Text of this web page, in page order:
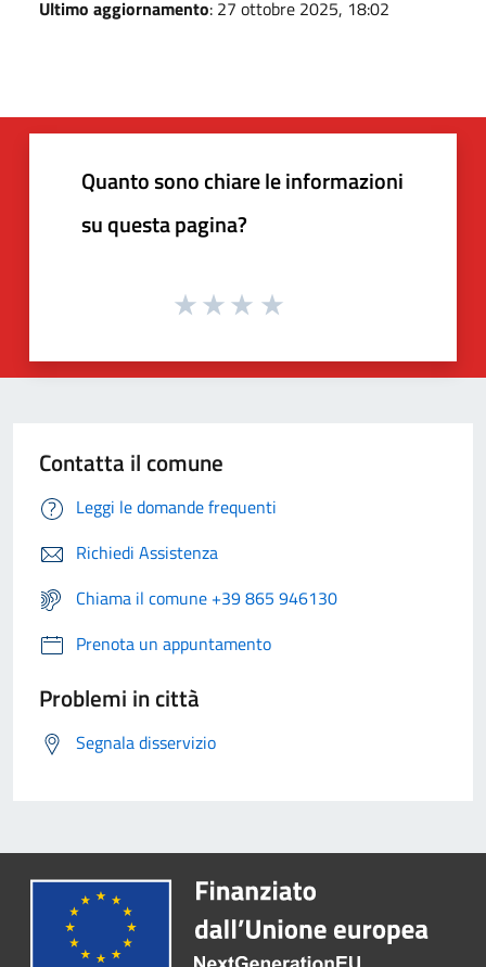
Ultimo aggiornamento: 27 ottobre 2025, 18:02
Quanto sono chiare le informazioni
su questa pagina?
Contatta il comune
Leggi le domande frequenti
Richiedi Assistenza
Chiama il comune +39 865 946130
Prenota un appuntamento
Problemi in città
Segnala disservizio